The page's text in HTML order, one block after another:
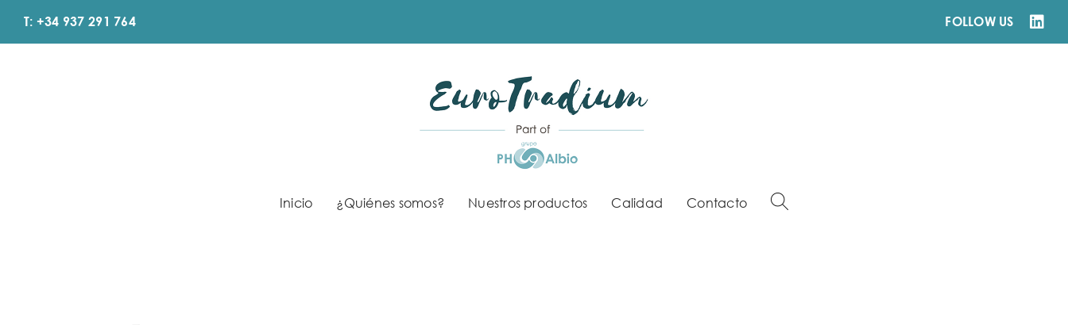
T: +34 937 291 764 FOLLOW US
Inicio ¿Quiénes somos? Nuestros productos Calidad Contacto